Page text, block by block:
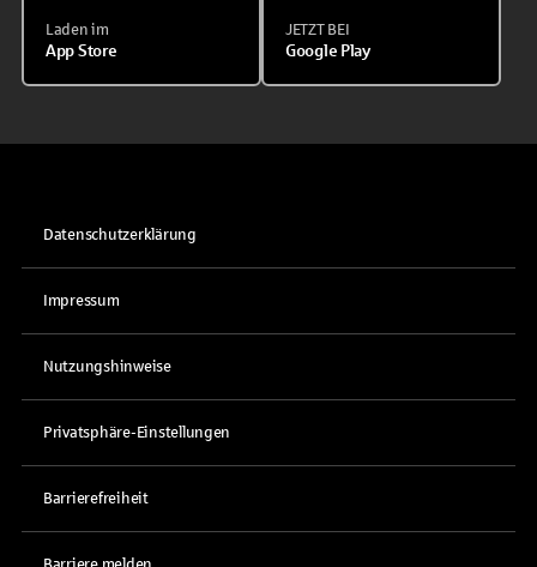
Laden im
App Store
JETZT BEI
Google Play
Datenschutzerklärung
Impressum
Nutzungshinweise
Privatsphäre-Einstellungen
Barrierefreiheit